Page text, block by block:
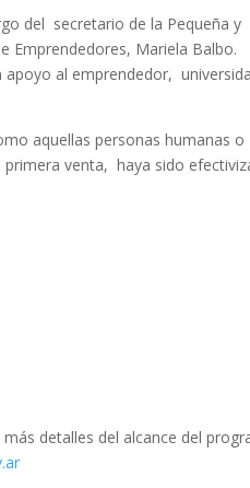
del secretario de la Pequeña y
Emprendedores, Mariela Balbo.
apoyo al emprendedor,
aquellas personas humanas o
venta, haya sido
detalles del alcance del